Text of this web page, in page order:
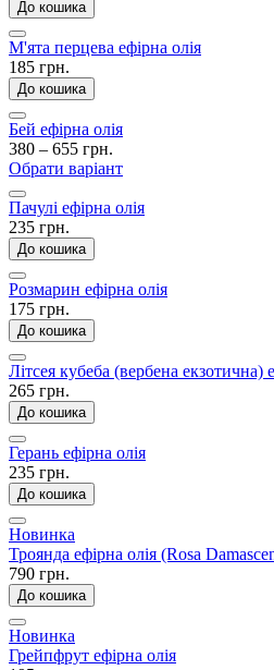
До кошика
М'ята перцева ефірна олія
185 грн.
До кошика
Бей ефірна олія
380 – 655 грн.
Обрати варіант
Пачулі ефірна олія
235 грн.
До кошика
Розмарин ефірна олія
175 грн.
До кошика
Літсея кубеба (вербена екзотична)
265 грн.
До кошика
Герань ефірна олія
235 грн.
До кошика
Новинка
Троянда ефірна олія (Rosa
790 грн.
До кошика
Новинка
Грейпфрут ефірна олія